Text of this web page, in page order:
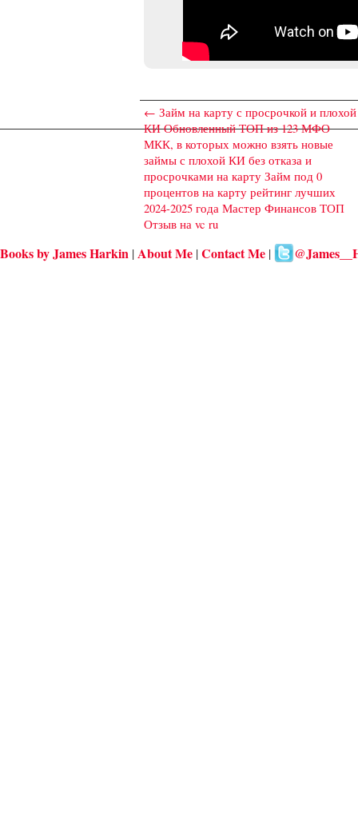
← Займ на карту с просрочкой и плохой
КИ Обновленный ТОП из 123 МФО
МКК, в которых можно взять новые
займы с плохой КИ без отказа и
просрочками на карту Займ под 0
процентов на карту рейтинг лучших
2024-2025 года Мастер Финансов ТОП
Отзыв на vc ru
Books by James Harkin About Me Contact Me